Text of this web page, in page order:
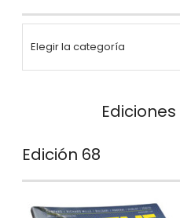
Ediciones
Edición 68